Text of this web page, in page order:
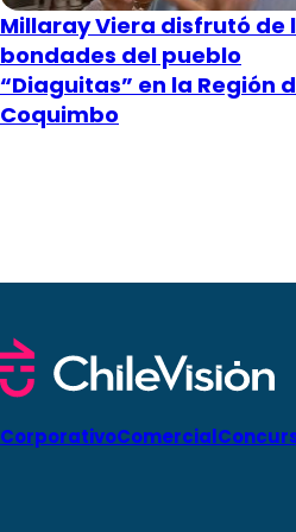
Millaray Viera disfrutó de
bondades del pueblo
“Diaguitas” en la Región
Coquimbo
CorporativoComercial